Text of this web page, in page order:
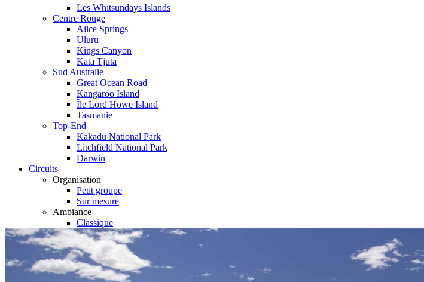
Les Whitsundays Islands
Centre Rouge
Alice Springs
Uluru
Kings Canyon
Kata Tjuta
Sud Australie
Great Ocean Road
Kangaroo Island
Île Lord Howe Island
Tasmanie
Top-End
Kakadu National Park
Litchfield National Park
Darwin
Circuits
Organisation
Petit groupe
Sur mesure
Ambiance
Classique
Famille
Luxe
Nature
Où et quand partir ?
Printemps